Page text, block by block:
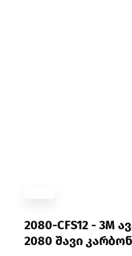
2080-CFS12 -
2080 შავი